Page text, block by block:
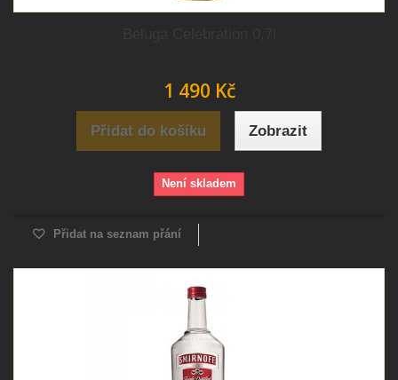
1 490 Kč
Přidat do košíku Zobrazit
Není skladem
Přidat na seznam přání